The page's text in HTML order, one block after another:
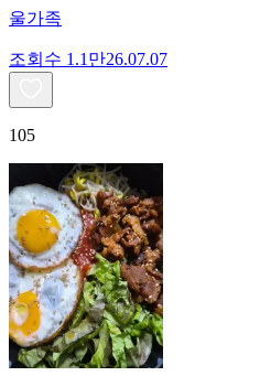
울가족
조회수 1.1만26.07.07
105